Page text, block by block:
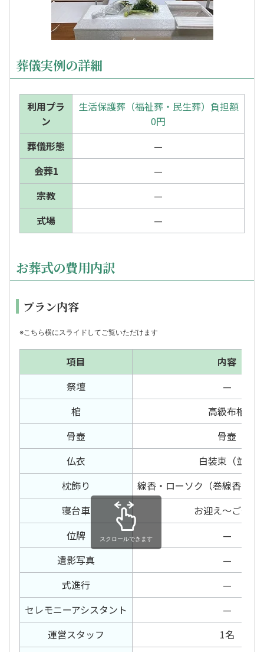
葬儀実例の詳細
利用プラ
ン
生活保護葬（福祉葬・民生葬）負担額
0円
葬儀形態
—
会葬1
—
宗教
—
式場
—
お葬式の費用内訳
プラン内容
※こちら横にスライドしてご覧いただけます
項目
内容
祭壇
—
棺
高級布棺
骨壺
骨壺
仏衣
白装束（並）
枕飾り
線香・ローソク（巻線香・電
寝台車
お迎え～ご安置
位牌
—
遺影写真
—
式進行
—
セレモニーアシスタント
—
運営スタッフ
1名
スクロールできます